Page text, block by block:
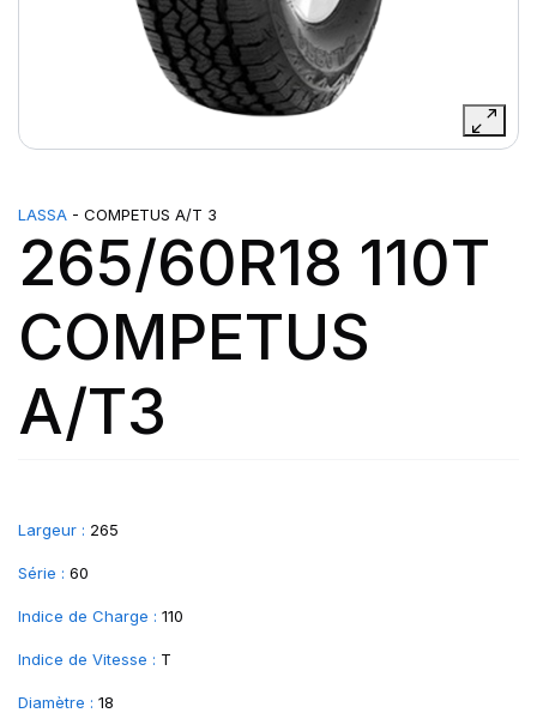
LASSA - COMPETUS A/T 3
265/60R18 110T
COMPETUS
A/T3
Largeur : 265
Série : 60
Indice de Charge : 110
Indice de Vitesse : T
Diamètre : 18